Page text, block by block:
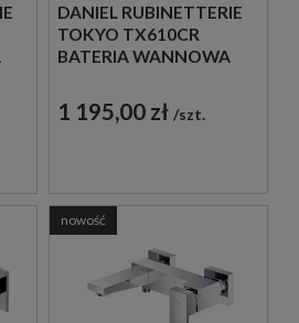
DANIEL RUBINETTERIE
TOKYO TX610CR
BATERIA WANNOWA
JEDNOUCHWYTOWA
CHROM
1 195,00 zł szt.
nowość